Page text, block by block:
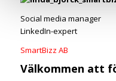
Social media manager
LinkedIn-expert
SmartBizz AB
Välkommen att